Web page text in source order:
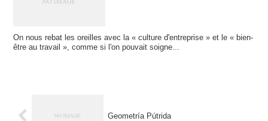
On nous rebat les oreilles avec la « culture d'entreprise » et le « bien-
être au travail », comme si l'on pouvait soigne...
Geometría Pútrida